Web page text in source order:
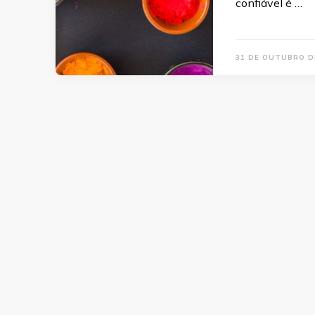
confiável é …
31 DE OUTUBRO